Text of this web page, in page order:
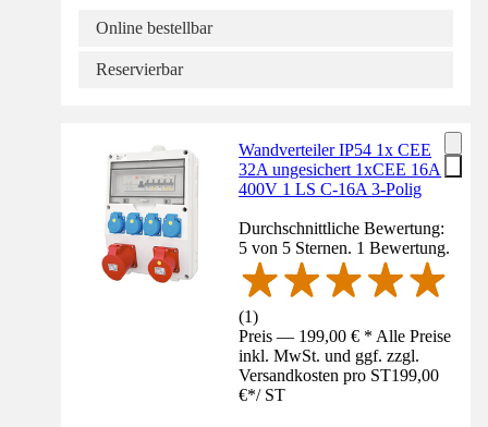
Online bestellbar
Reservierbar
Wandverteiler IP54 1x CEE
32A ungesichert 1xCEE 16A
400V 1 LS C-16A 3-Polig
Durchschnittliche Bewertung:
5 von 5 Sternen. 1 Bewertung.
(1)
Preis — 199,00 € * Alle Preise
inkl. MwSt. und ggf. zzgl.
Versandkosten pro ST199,00
€*/ ST